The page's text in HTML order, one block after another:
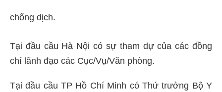
chống dịch.
Tại đầu cầu Hà Nội có sự tham dự của các đồng
chí lãnh đạo các Cục/Vụ/Văn phòng.
Tại đầu cầu TP Hồ Chí Minh có Thứ trưởng Bộ Y